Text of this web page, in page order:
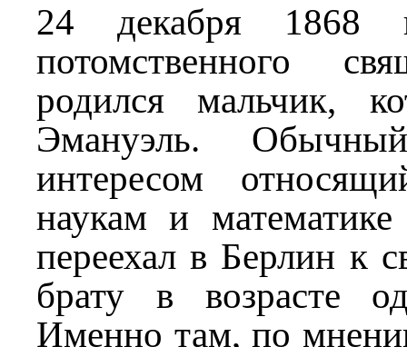
24 декабря 1868
потомственного
родился мальчик,
Эмануэль.
интересом
наукам и
переехал в Берлин к
брату в возрасте
Именно там, по